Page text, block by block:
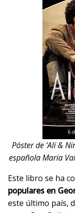
Póster de ‘Alí &
española María
Este libro se ha
populares en
este último país,